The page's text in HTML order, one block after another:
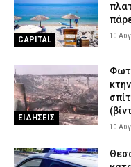
CAPITAL 10
ΕΙΔΗΣΕΙΣ
10